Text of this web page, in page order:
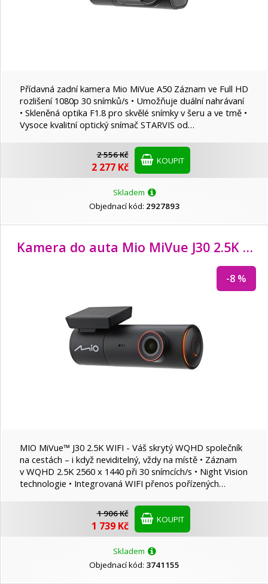
Přídavná zadní kamera Mio MiVue A50 Záznam ve Full HD
rozlišení 1080p 30 snímků/s • Umožňuje duální nahrávaní
• Skleněná optika F1.8 pro skvělé snímky v šeru a ve tmě •
Vysoce kvalitní optický snímač STARVIS od…
2 556 Kč
2 277 Kč KOUPIT
Skladem
Objednací kód: 2927893
Kamera do auta Mio MiVue J30 2.5K WIFI
-8 %
MIO MiVue™ J30 2.5K WIFI - Váš skrytý WQHD společník
na cestách – i když neviditelný, vždy na místě • Záznam
v WQHD 2.5K 2560 x 1440 při 30 snímcích/s • Night Vision
technologie • Integrovaná WIFI přenos pořízených…
1 906 Kč
1 739 Kč KOUPIT
Skladem
Objednací kód: 3741155